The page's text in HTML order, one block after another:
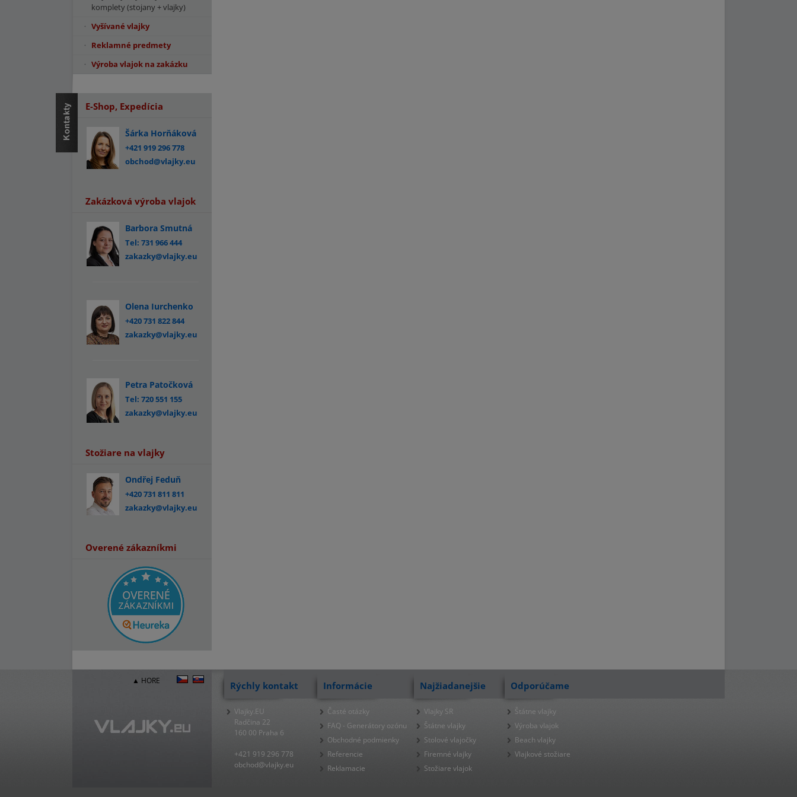
komplety (stojany + vlajky)
Vyšívané vlajky
Reklamné predmety
Výroba vlajok na zakázku
E-Shop, Expedícia
Šárka Horňáková
+421 919 296 778
obchod@vlajky.eu
Zakázková výroba vlajok
Barbora Smutná
Tel: 731 966 444
zakazky@vlajky.eu
Olena Iurchenko
+420 731 822 844
zakazky@vlajky.eu
Petra Patočková
Tel: 720 551 155
zakazky@vlajky.eu
Stožiare na vlajky
Ondřej Feduň
+420 731 811 811
zakazky@vlajky.eu
Overené zákazníkmi
▲ HORE Rýchly kontakt
Vlajky.EU
Radčina 22
160 00 Praha 6
+421 919 296 778
obchod@vlajky.eu
Informácie
Časté otázky
FAQ - Generátory ozónu
Obchodné podmienky
Referencie
Reklamacie
Najžiadanejšie
Vlajky SR
Štátne vlajky
Stolové vlajočky
Firemné vlajky
Stožiare vlajok
Odporúčame
Štátne vlajky
Výroba vlajok
Beach vlajky
Vlajkové stožiare